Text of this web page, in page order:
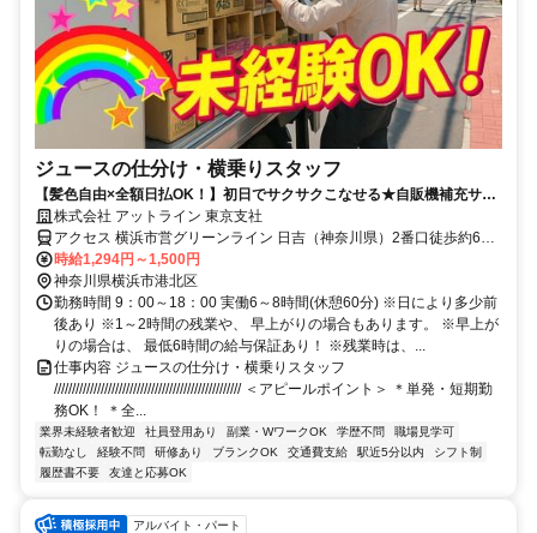
ジュースの仕分け・横乗りスタッフ
【髪色自由×全額日払OK！】初日でサクサクこなせる★自販機補充サポ
ート＜履歴書不要×WEB面談OK＞
株式会社 アットライン 東京支社
アクセス 横浜市営グリーンライン 日吉（神奈川県）2番口徒歩約6
分、横浜市営グリーンライン 日吉（神奈川県）2番口徒歩約6分、横
浜市営グリーンライン 日吉（神奈川県）2番口徒歩約6分
時給1,294円～1,500円
神奈川県横浜市港北区
勤務時間 9：00～18：00 実働6～8時間(休憩60分) ※日により多少前
後あり ※1～2時間の残業や、 早上がりの場合もあります。 ※早上が
りの場合は、 最低6時間の給与保証あり！ ※残業時は、...
仕事内容 ジュースの仕分け・横乗りスタッフ
//////////////////////////////////////////////////// ＜アピールポイント＞ ＊単発・短期勤
務OK！ ＊全...
業界未経験者歓迎 社員登用あり 副業・WワークOK 学歴不問
職場見学可
転勤なし
経験不問 研修あり ブランクOK 交通費支給 駅近5分以内
シフト制
履歴書不要
友達と応募OK
アルバイト・パート